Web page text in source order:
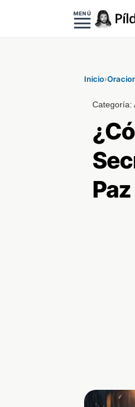
MENÚ
Inicio›
Categoría:
Paz